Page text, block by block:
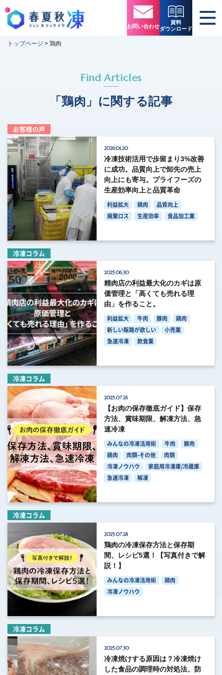
お問い合わせ
資料
ダウンロード
トップページ > 鶏肉
Find Articles
「鶏肉」に関する記事
お客様の声
2026.01.20
冷凍技術活用で歩留まり3%改善
に成功。品質向上で卸先の売上
向上にも寄与。プライフーズの
生産効率向上と品質革命
利益拡大 鶏肉
品質向上
廃棄ロス
生産効率 食品加工業
冷凍コラム
2025.06.30
精肉店の利益最大化のカギは原
価管理と「高くても売れる理
由」を作ること。
利益拡大 牛肉 豚肉
鶏肉
新しい販路が欲しい
小売業
急速冷凍
飲食業
冷凍コラム
2025.07.26
【お肉の保存徹底ガイド】保存
方法、賞味期限、解凍方法、急
速冷凍
みんなの冷凍活用術 牛肉
豚肉
鶏肉
肉類-その他
肉類
冷凍ノウハウ
家庭用冷凍庫/冷蔵庫
急速冷凍
解凍
冷凍コラム
2025.07.28
鶏肉の冷凍保存方法と保存期
間、レシピ5選！【写真付きで解
説！】
みんなの冷凍活用術
鶏肉
冷凍ノウハウ
冷凍コラム
2025.07.30
冷凍焼けする原因は？冷凍焼け
した食品の調理時の対処法、防